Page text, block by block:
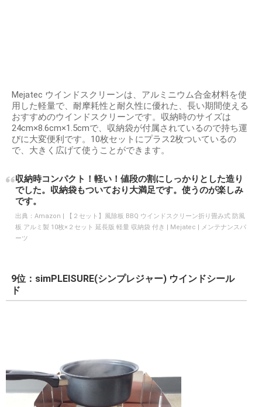
Mejatec ウインドスクリーンは、アルミニウム合金材料を使
用した軽量で、耐摩耗性と耐久性に優れた、長い期間使える
おすすめのウインドスクリーンです。収納時のサイズは
24cm×8.6cm×1.5cmで、収納袋が付属されているので持ち運
びに大変便利です。10枚セットにプラス2枚ついているの
で、大きく広げて使うことができます。
収納時コンパクト！軽い！値段の割にしっかりとした造り
でした。収納袋もついており大満足です。使うのが楽しみ
です。
出典： Amazon | 【２セット】風除板 BBQ ウインドスクリーン折り畳み式 防風
板 アルミ製 10枚×２セット 延長版 軽量 収納袋 付き | Mejatec | メンテナンスパ
ーツ
9位：simPLEISURE(シンプレジャー) ウインドシール
ド